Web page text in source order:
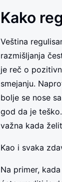
Kako
Veština
razmišljanja
je reč o
smejanju.
bolje se nose
god da je
važna kada
Kao i svaka
Na primer,